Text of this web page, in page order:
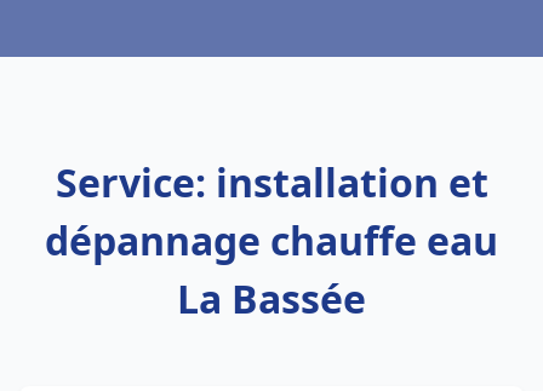
Service: installation et
dépannage chauffe eau
La Bassée